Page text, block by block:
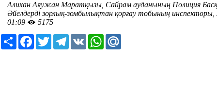
Алихан Аяужан Маратқызы, Сайрам ауданының Полиция
Әйелдерді зорлық-зомбылықтан қорғау тобының инспекторы,
01:09
5175
РесурсFacebook
TwitterTelegram
VK WhatsApp